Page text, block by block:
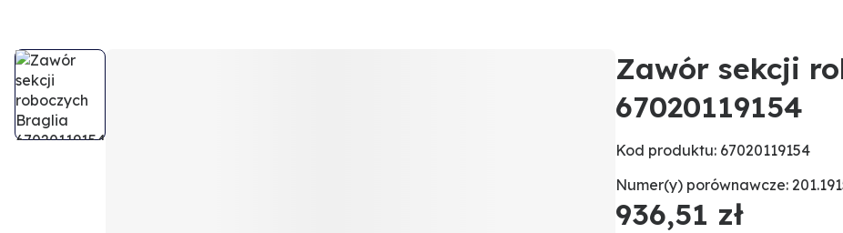
Zawór sekcji
67020119154
Kod produktu: 67020119154
Numer(y) porównawcze:
936,51 zł